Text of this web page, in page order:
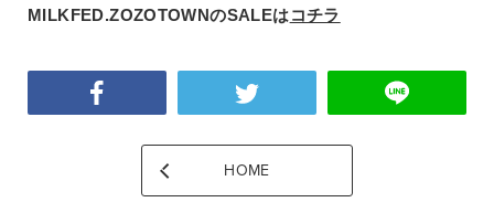
MILKFED.ZOZOTOWNのSALEはコチラ
HOME